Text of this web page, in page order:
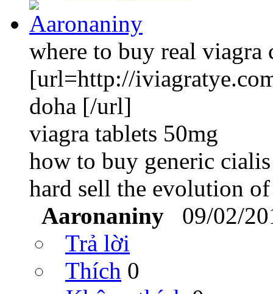
where to buy real viagra
[url=http://
doha [/url]
viagra tablets 50mg
how to buy generic
hard sell the evolution
Aaronaniny
09/02/
Trả lời
Thích 0